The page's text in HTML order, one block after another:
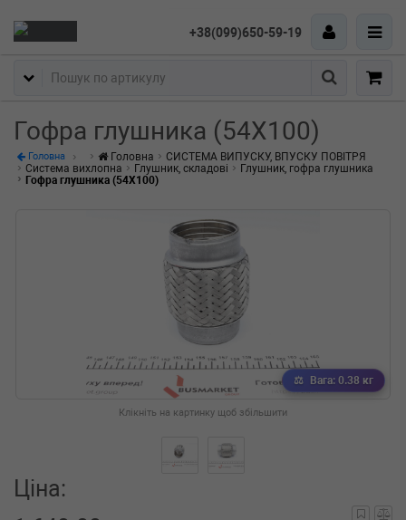
+38(099)650-59-19
Пошук
Гофра глушника (54X100)
Головна Головна
СИСТЕМА ВИПУСКУ, ВПУСКУ ПОВІТРЯ
Система вихлопна
Глушник, складові
Глушник, гофра глушника
Гофра глушника (54X100)
Вага: 0.38 кг
Клікніть на картинку щоб збільшити
Ціна: